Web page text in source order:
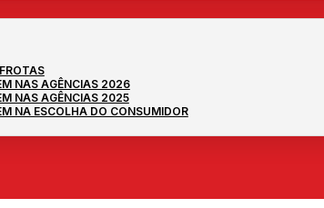
NAS AGÊNCIAS 2026
NAS AGÊNCIAS 2025
NA ESCOLHA DO CONSUMIDOR